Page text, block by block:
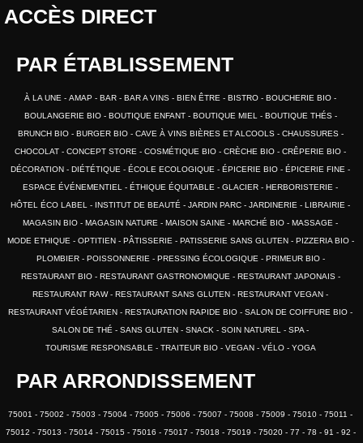
ACCÈS DIRECT
PAR ÉTABLISSEMENT
À LA UNE AMAP BAR BAR A VINS BIEN ÊTRE BISTRO
BOUCHERIE BIO
BOULANGERIE BIO
BOUTIQUE ENFANT BOUTIQUE MIEL
BOUTIQUE THÉS
BRUNCH BIO
BURGER BIO CAVE À VINS BIÈRES ET ALCOOLS
CHAUSSURES
CHOCOLAT
CONCEPT STORE COSMÉTIQUE BIO CRÈCHE BIO
CRÊPERIE BIO
DÉCORATION
DIÉTÉTIQUE ÉCOLE ECOLOGIQUE ÉPICERIE BIO
ÉPICERIE FINE
ESPACE ÉVÉNEMENTIEL
ÉTHIQUE ÉQUITABLE GLACIER
HERBORISTERIE
HÔTEL ÉCO LABEL
INSTITUT DE BEAUTÉ JARDIN PARC JARDINERIE
LIBRAIRIE
MAGASIN BIO
MAGASIN NATURE MAISON SAINE MARCHÉ BIO
MASSAGE
MODE ETHIQUE
OPTITIEN PÂTISSERIE PATISSERIE SANS GLUTEN
PIZZERIA BIO
PLOMBIER
POISSONNERIE PRESSING ÉCOLOGIQUE
PRIMEUR BIO
RESTAURANT BIO
RESTAURANT GASTRONOMIQUE
RESTAURANT JAPONAIS
RESTAURANT RAW
RESTAURANT SANS GLUTEN
RESTAURANT VEGAN
RESTAURANT VÉGÉTARIEN
RESTAURATION RAPIDE BIO
SALON DE COIFFURE BIO
SALON DE THÉ
SANS GLUTEN SNACK SOIN NATUREL
SPA
TOURISME RESPONSABLE
TRAITEUR BIO VEGAN VÉLO YOGA
PAR ARRONDISSEMENT
75001 75002 75003 75004 75005 75006 75007 75008 75009 75010
75011
75012
75013 75014 75015 75016 75017 75018 75019 75020 77 78 91 92